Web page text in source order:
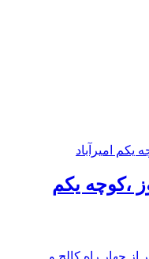
،کوچه یکم